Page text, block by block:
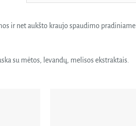
pagal
ir net aukšto kraujo spaudimo pradiniame
su mėtos, levandų, melisos ekstraktais.